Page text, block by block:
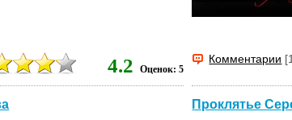
4.2 Оценок: 5
Комментарии
Проклятье